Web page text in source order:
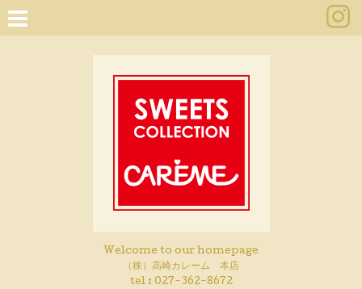
Welcome to our homepage
（株）高崎カレーム 本店
tel : 027-362-8672